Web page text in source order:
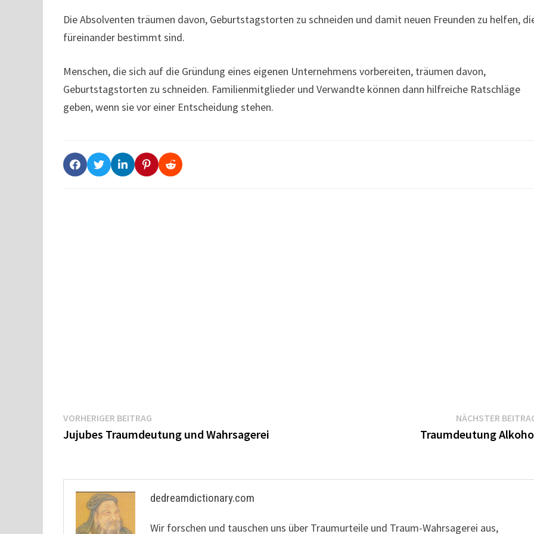
Die Absolventen träumen davon, Geburtstagstorten zu schneiden und damit neuen Freunden zu helfen,
füreinander bestimmt sind.
Menschen, die sich auf die Gründung eines eigenen Unternehmens vorbereiten, träumen davon,
Geburtstagstorten zu schneiden. Familienmitglieder und Verwandte können dann hilfreiche Ratschläge
geben, wenn sie vor einer Entscheidung stehen.
Beitragsnavigation
VORHERIGER BEITRAG
Beitrag:
Jujubes Traumdeutung und Wahrsagerei
NÄCHSTER
Traumdeutung
dedreamdictionary.com
Wir forschen und tauschen uns über Traumurteile und Traum-Wahrsagerei aus,